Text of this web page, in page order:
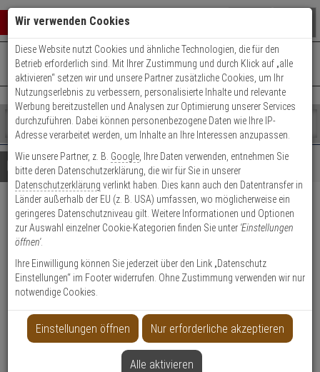
Warenkorb schließen
0 ARTIKEL IM WARENKORB
Ihr Warenkorb ist momentan leer.
Ergebnisse ()
Fertig
Shop
durchsuchen
Bitte
geben
Sie
mindestens
Zeichen
ein,
um
Suche
Es
wurde
noch
Kategorien
Suche
gestartet
+49 (0)821 899 493-0Mo. - Do.: 8:00 - 16:30 | Fr.: 8:00 - 14:00 Uhr
Kontaktservice nutzen
Details Beratung
wAppLoxx Chip - WLX Mifare
Desfire Transponder
Produktmerkmale
Datenblatt drucken
Produktinformationen
wAppLoxx Mifare Tag, Transponder
Zutrittskontrolle
Wir verwenden Cookies
Diese Website nutzt Cookies und ähnliche Technologien, die für den
Betrieb erforderlich sind. Mit Ihrer Zustimmung und durch Klick auf „alle
aktivieren“ setzen wir und unsere Partner zusätzliche Cookies, um Ihr
Nutzungserlebnis zu verbessern, personalisierte Inhalte und relevante
Werbung bereitzustellen und Analysen zur Optimierung unserer Services
durchzuführen. Dabei können personenbezogene Daten wie Ihre IP-
Adresse verarbeitet werden, um Inhalte an Ihre Interessen anzupassen.
Wie unsere Partner, z. B. Google , Ihre Daten verwenden, entnehmen Sie
bitte deren Datenschutzerklärung, die wir für Sie in unserer
Datenschutzerklärung verlinkt haben. Dies kann auch den Datentransfer in
Länder außerhalb der EU (z. B. USA) umfassen, wo möglicherweise ein
geringeres Datenschutzniveau gilt. Weitere Informationen und Optionen
zur Auswahl einzelner Cookie-Kategorien finden Sie unter 'Einstellungen
öffnen'.
Ihre Einwilligung können Sie jederzeit über den Link „Datenschutz
Einstellungen“ im Footer widerrufen. Ohne Zustimmung verwenden wir nur
notwendige Cookies.
Einstellungen öffnen Nur erforderliche akzeptieren
Alle aktivieren